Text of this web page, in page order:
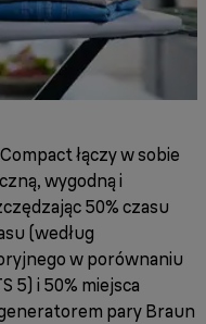
łączy w sobie
wygodną i
50% czasu
(według
w porównaniu
5) i 50% miejsca
pary Braun